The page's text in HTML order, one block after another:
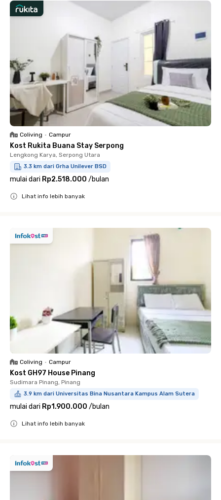
Coliving • Campur
Kost Rukita Buana Stay Serpong
Lengkong Karya, Serpong Utara
3.3 km dari Grha Unilever BSD
mulai dari Rp2.518.000 /bulan
Lihat info lebih banyak
Coliving • Campur
Kost GH97 House Pinang
Sudimara Pinang, Pinang
3.9 km dari Universitas Bina Nusantara Kampus Alam Sutera
mulai dari Rp1.900.000 /bulan
Lihat info lebih banyak